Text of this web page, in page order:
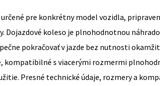
pre konkrétny model vozidla,
Dojazdové koleso je plnohodnotnou
pokračovať v jazde bez nutnosti
kompatibilné s viacerými rozmermi
Presné technické údaje, rozmery a